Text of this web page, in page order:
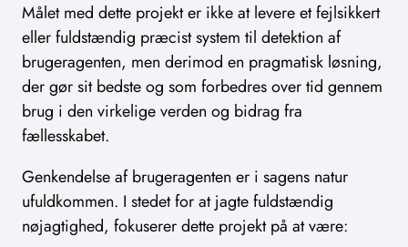
Målet med dette projekt er ikke at levere et fejlsikkert
eller fuldstændig præcist system til detektion af
brugeragenten, men derimod en pragmatisk løsning,
der gør sit bedste og som forbedres over tid gennem
brug i den virkelige verden og bidrag fra
fællesskabet.
Genkendelse af brugeragenten er i sagens natur
ufuldkommen. I stedet for at jagte fuldstændig
nøjagtighed, fokuserer dette projekt på at være: